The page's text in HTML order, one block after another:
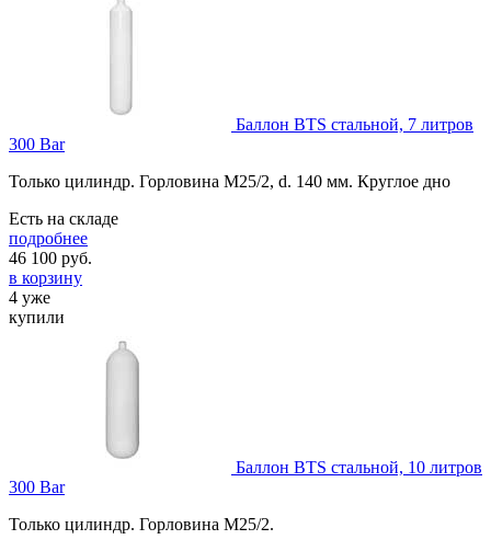
Баллон BTS стальной, 7 литров
300 Bar
Только цилиндр. Горловина М25/2, d. 140 мм. Круглое дно
Есть на складе
подробнее
46 100 руб.
в корзину
4 уже
купили
Баллон BTS стальной, 10 литров
300 Bar
Только цилиндр. Горловина М25/2.